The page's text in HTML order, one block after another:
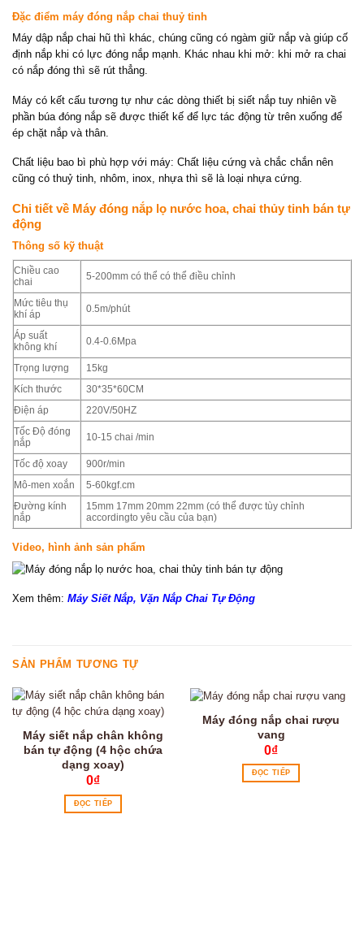
Đặc điểm máy đóng nắp chai thuỷ tinh
Máy dập nắp chai hũ thì khác, chúng cũng có ngàm giữ nắp và giúp cố
định nắp khi có lực đóng nắp mạnh. Khác nhau khi mở: khi mở ra chai
có nắp đóng thì sẽ rút thẳng.
Máy có kết cấu tương tự như các dòng thiết bị siết nắp tuy nhiên về
phần búa đóng nắp sẽ được thiết kế để lực tác động từ trên xuống để
ép chặt nắp và thân.
Chất liệu bao bì phù hợp với máy: Chất liệu cứng và chắc chắn nên
cũng có thuỷ tinh, nhôm, inox, nhựa thì sẽ là loại nhựa cứng.
Chi tiết về Máy đóng nắp lọ nước hoa, chai thủy tinh bán tự
động
Thông số kỹ thuật
Chiều cao
chai
5-200mm có thể có thể điều chỉnh
Mức tiêu thụ
khí áp
0.5m/phút
Áp suất
không khí
0.4-0.6Mpa
Trọng lượng 15kg
Kích thước 30*35*60CM
Điện áp 220V/50HZ
Tốc Độ đóng
nắp
10-15 chai /min
Tốc độ xoay 900r/min
Mô-men xoắn 5-60kgf.cm
Đường kính
nắp
15mm 17mm 20mm 22mm (có thể được tùy chỉnh
accordingto yêu cầu của bạn)
Video, hình ảnh sản phẩm
Xem thêm: Máy Siết Nắp, Vặn Nắp Chai Tự Động
SẢN PHẨM TƯƠNG TỰ
Máy siết nắp chân không
bán tự động (4 hộc chứa
dạng xoay)
0₫
ĐỌC TIẾP
Máy đóng nắp chai rượu
vang
0₫
ĐỌC TIẾP